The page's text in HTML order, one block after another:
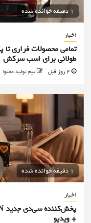
1 دقیقه خوانده شده
اخبار
طولانی برای اسب سرکش
تیم تولید محتوا
1 دقیقه خوانده شده
اخبار
+ ویدیو